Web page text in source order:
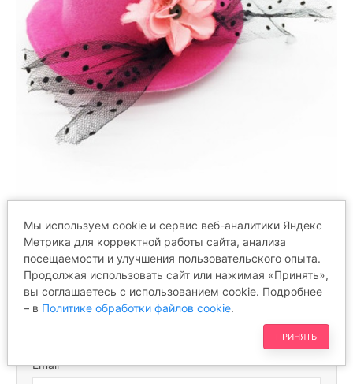
ОТЗЫВЫ
Ваше имя
Email
Мы используем cookie и сервис веб-аналитики Яндекс
Метрика для корректной работы сайта, анализа
посещаемости и улучшения пользовательского опыта.
Продолжая использовать сайт или нажимая «Принять»,
вы соглашаетесь с использованием cookie. Подробнее
– в Политике обработки файлов cookie.
ПРИНЯТЬ